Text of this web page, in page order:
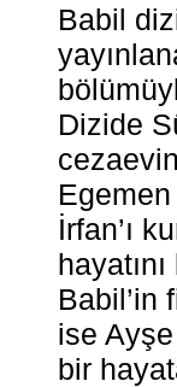
Babil
Dizide
İrfan’ı
Babil’in
ise Ayşe
bir